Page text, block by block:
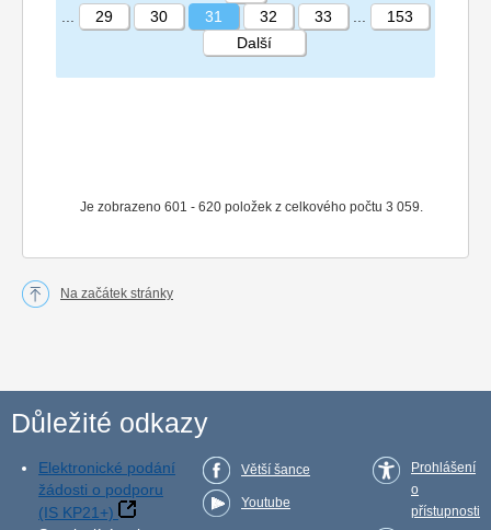
STRÁNKA 31 153
Je zobrazeno 601 - 620 položek z celkového počtu 3 059.
29 30 31 32 33
153
Další
Na začátek stránky
Důležité odkazy
Elektronické podání
žádosti o podporu
(IS KP21+)
Větší šance
Youtube
Prohlášení
o
přístupnosti